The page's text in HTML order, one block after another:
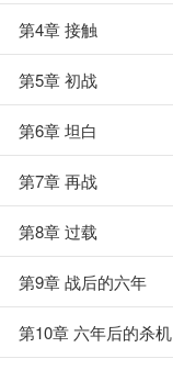
第4章 接触
第5章 初战
第6章 坦白
第7章 再战
第8章 过载
第9章 战后的六年
第10章 六年后的杀机